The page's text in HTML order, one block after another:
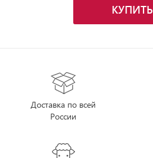
КУПИТЬ
Доставка по всей
России